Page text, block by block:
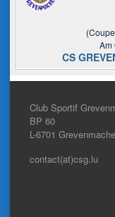
Am
CS
Club Sportif
BP 60
L-6701
contact(at)csg.lu